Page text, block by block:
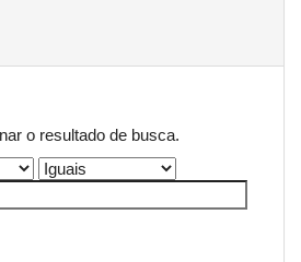
o resultado de busca.